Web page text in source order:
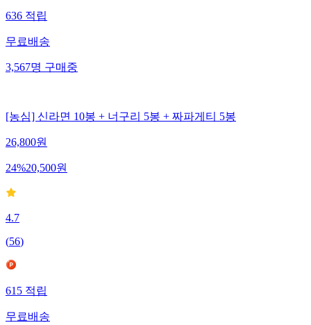
636적립
무료배송
3,567명구매중
[농심] 신라면 10봉 + 너구리 5봉 + 짜파게티 5봉
26,800원
24%20,500원
4.7
(56)
615적립
무료배송